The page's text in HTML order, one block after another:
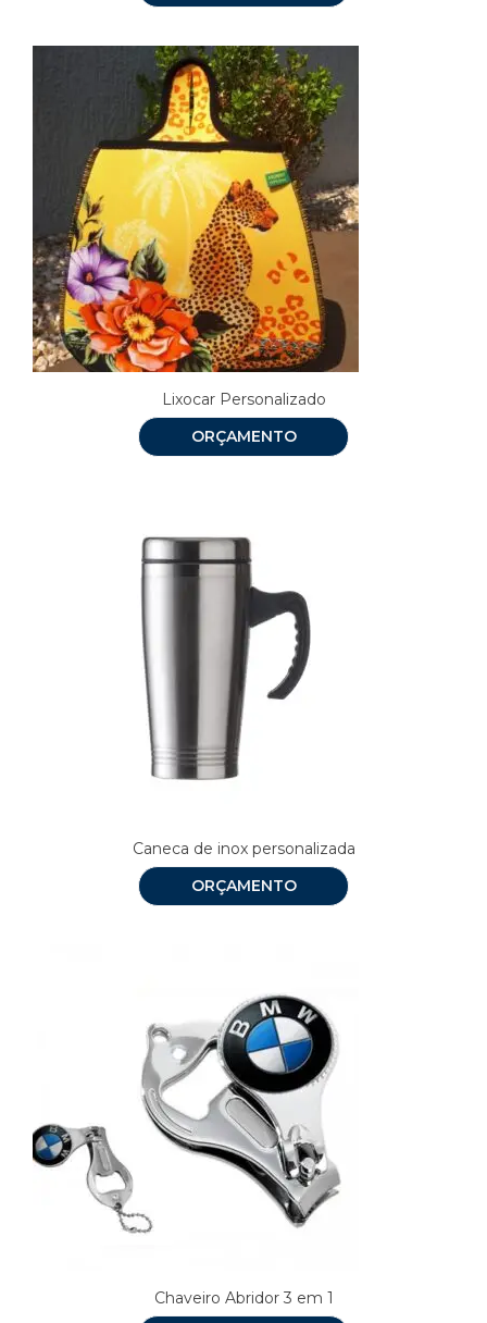
Lixocar Personalizado
ORÇAMENTO
Caneca de inox personalizada
ORÇAMENTO
Chaveiro Abridor 3 em 1